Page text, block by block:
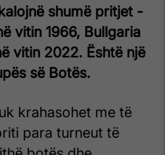
shumë pritjet -
vitin 1966, Bullgaria
vitin 2022. Është një
së Botës.
krahasohet me të
para turneut të